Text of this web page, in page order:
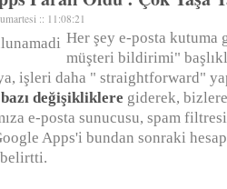
:: 11:08:21
Her şey e-posta kutuma
müşteri bildirimi"
işleri daha " straightforward"
bazı değişikliklere giderek,
e-posta sunucusu, spam
Apps'i bundan sonraki
belirtti.